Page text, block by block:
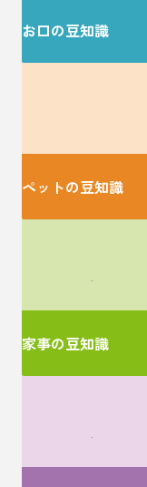
お口の豆知識
ペットの豆知識
家事の豆知識